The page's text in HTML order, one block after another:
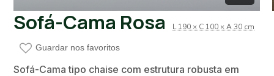
Sofá-Cama Rosa L 190 × C 100 × A 30 cm
Guardar nos favoritos
Sofá-Cama tipo chaise com estrutura robusta em